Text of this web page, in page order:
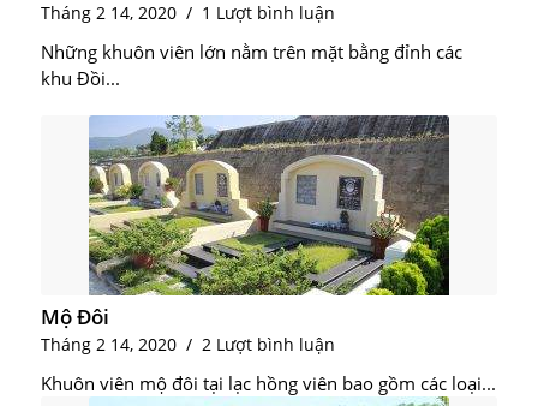
Tháng 2 14, 2020 / 1 Lượt bình luận
Những khuôn viên lớn nằm trên mặt bằng đỉnh các
khu Đồi...
Mộ Đôi
Tháng 2 14, 2020 / 2 Lượt bình luận
Khuôn viên mộ đôi tại lạc hồng viên bao gồm các loại...